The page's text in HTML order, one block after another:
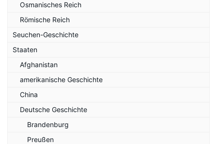
Osmanisches Reich
Römische Reich
Seuchen-Geschichte
Staaten
Afghanistan
amerikanische Geschichte
China
Deutsche Geschichte
Brandenburg
Preußen